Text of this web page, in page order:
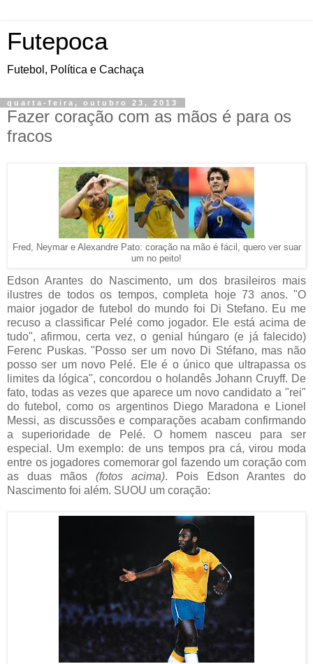
Futepoca
Futebol, Política e Cachaça
quarta-feira, outubro 23, 2013
Fazer coração com as mãos é para os
fracos
Fred, Neymar e Alexandre Pato: coração na mão é fácil, quero ver suar
um no peito!
Edson Arantes do Nascimento, um dos brasileiros mais
ilustres de todos os tempos, completa hoje 73 anos. "O
maior jogador de futebol do mundo foi Di Stefano. Eu me
recuso a classificar Pelé como jogador. Ele está acima de
tudo", afirmou, certa vez, o genial húngaro (e já falecido)
Ferenc Puskas. "Posso ser um novo Di Stéfano, mas não
posso ser um novo Pelé. Ele é o único que ultrapassa os
limites da lógica", concordou o holandês Johann Cruyff. De
fato, todas as vezes que aparece um novo candidato a "rei"
do futebol, como os argentinos Diego Maradona e Lionel
Messi, as discussões e comparações acabam confirmando
a superioridade de Pelé. O homem nasceu para ser
especial. Um exemplo: de uns tempos pra cá, virou moda
entre os jogadores comemorar gol fazendo um coração com
as duas mãos (fotos acima). Pois Edson Arantes do
Nascimento foi além. SUOU um coração: